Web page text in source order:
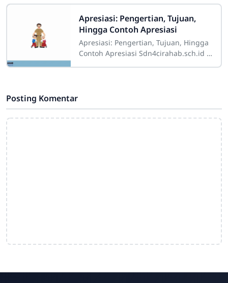
Meningkatkan Keterampilan Siswa
Sdn4cirahab.sch.id -
Apresiasi: Pengertian, Tujuan,
Hingga Contoh Apresiasi
Apresiasi: Pengertian, Tujuan, Hingga
Contoh Apresiasi Sdn4cirahab.sch.id -
Posting Komentar